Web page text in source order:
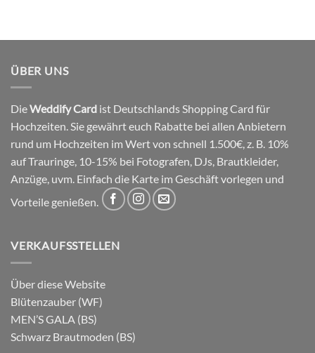
ÜBER UNS
DieWeddify Card ist Deutschlands Shopping Card für
Hochzeiten. Sie gewährt euch Rabatte bei allen Anbietern
rund um Hochzeiten im Wert von schnell 1.500€, z. B. 10%
auf Trauringe, 10-15% bei Fotografen, DJs, Brautkleider,
Anzüge, uvm. Einfach die Karte im Geschäft vorlegen und
Vorteile genießen.
VERKAUFSSTELLEN
Über diese Website
Blütenzauber (WF)
MEN’S GALA (BS)
Schwarz Brautmoden (BS)